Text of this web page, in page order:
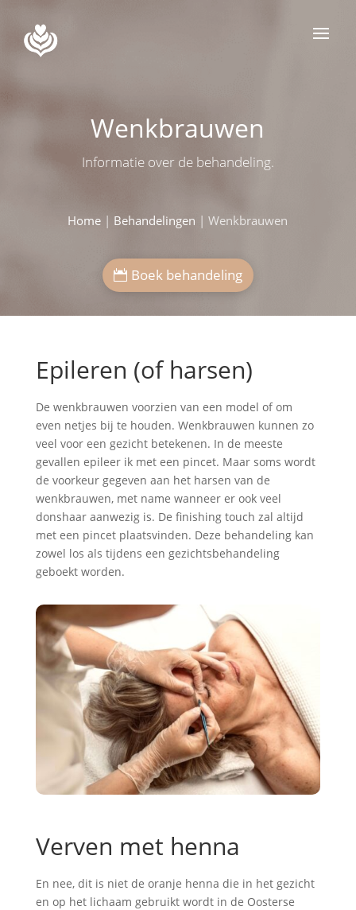
Wenkbrauwen
Informatie over de behandeling.
Home | Behandelingen |Wenkbrauwen
Boek behandeling
Epileren (of harsen)
De wenkbrauwen voorzien van een model of om
even netjes bij te houden. Wenkbrauwen kunnen zo
veel voor een gezicht betekenen. In de meeste
gevallen epileer ik met een pincet. Maar soms wordt
de voorkeur gegeven aan het harsen van de
wenkbrauwen, met name wanneer er ook veel
donshaar aanwezig is. De finishing touch zal altijd
met een pincet plaatsvinden. Deze behandeling kan
zowel los als tijdens een gezichtsbehandeling
geboekt worden.
Verven met henna
En nee, dit is niet de oranje henna die in het gezicht
en op het lichaam gebruikt wordt in de Oosterse